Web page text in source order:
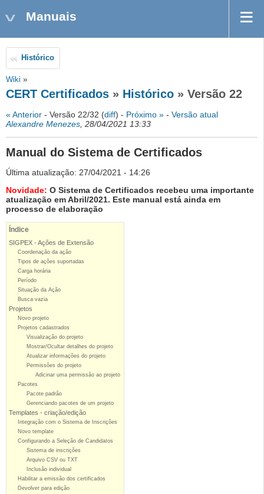
Manuais
Histórico
Wiki »
CERT Certificados » Histórico » Versão 22
« Anterior - Versão 22/32 (diff) - Próximo » - Versão atual
Alexandre Menezes, 28/04/2021 13:33
Manual do Sistema de Certificados
Última atualização: 27/04/2021 - 14:26
Novidade: O Sistema de Certificados recebeu uma importante
atualização em Abril/2021. Este manual está ainda em
processo de elaboração
Índice
SIGPEX - Ações de Extensão
Coordenação da ação
Tipos de ações suportadas
Carga horária
Período
Situação da Ação
Busca vazia
Projetos
Novo projeto
Projetos cadastrados
Visualização do projeto
Mostrar/Ocultar detalhes do projeto
Atualizar informações do projeto
Permissões do projeto
Adicinar uma permissão ao projeto
Pacotes
Pacote padrão
Gerenciando pacotes de um projeto
Templates - criação/edição
Integração com o Sistema de Inscrições
Novo template
Configurando a Seleção de Candidatos
Sistema de inscrições
Arquivo CSV ou TXT
Inclusão individual
Habilitar a emissão dos certificados
Devolver para edição